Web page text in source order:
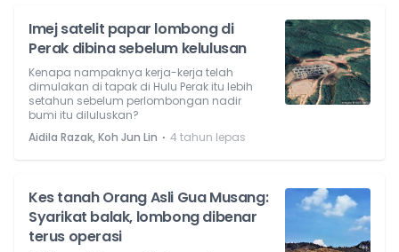
Imej satelit papar lombong di
Perak dibina sebelum kelulusan
Kenapa nampaknya kerja-kerja telah
dimulakan di tapak di Hulu Perak itu lebih
setahun sebelum perlombongan nadir
bumi itu diluluskan?
Aidila Razak, Koh Jun Lin ⋅ 4 tahun lepas
Kes tanah Orang Asli Gua Musang:
Syarikat balak, lombong dibenar
terus operasi